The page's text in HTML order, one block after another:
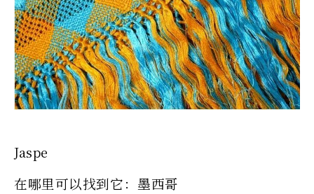
Jaspe
在哪里可以找到它：墨西哥